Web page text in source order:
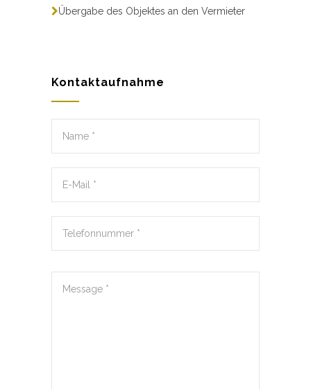
Übergabe des Objektes an den Vermieter
Kontaktaufnahme